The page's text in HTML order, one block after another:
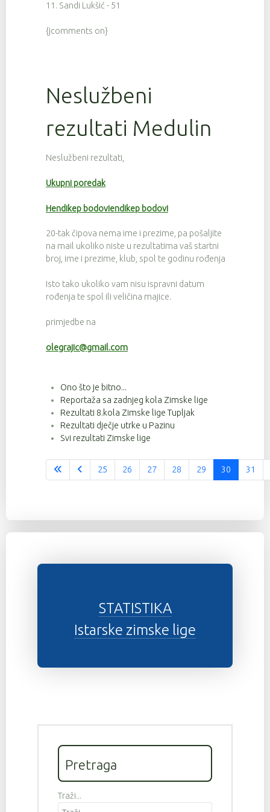
11. Sandi Lukšić - 51
{jcomments on}
Neslužbeni
rezultati Medulin
Neslužbeni rezultati,
Ukupni poredak
Hendikep bodoviendikep bodovi
20-tak čipova nema ime i prezime, pa pošaljite
na mail ukoliko niste u rezultatima vaš startni
broj, ime i prezime, klub, spol te godinu rođenja
Isto tako ukoliko vam nisu ispravni datum
rođenja te spol ili veličina majice.
primjedbe na
olegrajic@gmail.com
Ono što je bitno...
Reportaža sa zadnjeg kola Zimske lige
Rezultati 8.kola Zimske lige Tupljak
Rezultati dječje utrke u Pazinu
Svi rezultati Zimske lige
Stranica 30 od 37
25 26 27 28 29 30 31
STATISTIKA
Istarske zimske lige
Pretraga
Traži...